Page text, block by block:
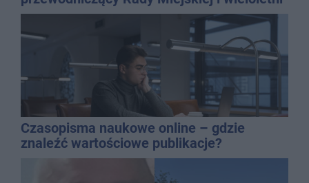
dyrektor SP 14
Czasopisma naukowe online – gdzie
znaleźć wartościowe publikacje?